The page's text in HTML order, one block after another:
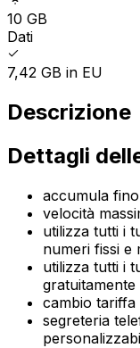
10 GB
Dati
7,42 GB in EU
Descrizione
Dettagli
accumula
velocità
utilizza tutti i
numeri fissi e
utilizza tutti i
gratuitamente
cambio
segreteria